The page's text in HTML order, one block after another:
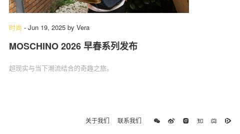
时尚 - Jun 19, 2025 by Vera
MOSCHINO 2026 早春系列发布
超现实与当下潮流结合的奇趣之旅。
关于我们 联系我们